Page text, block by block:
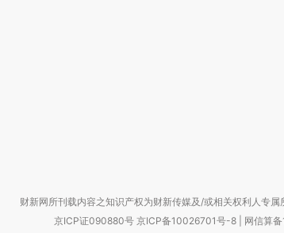
财新网所刊载内容之知识产权为财新传媒及/或相关权利人专
京ICP证090880号 京ICP备10026701号-8 网信算